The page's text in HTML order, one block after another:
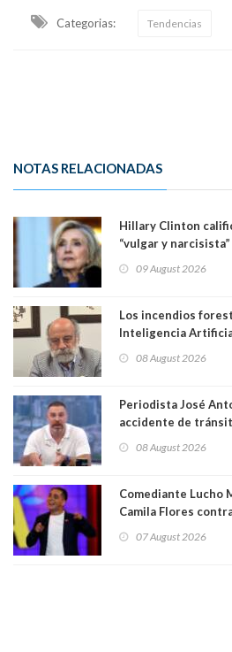
Categorias: Tendencias
NOTAS RELACIONADAS
Hillary Clinton
“vulgar y
casa. Y la está
09 August 2026
Los incendios
Inteligencia
Magister en
08 August 2026
Periodista José
accidente de
08 August 2026
Comediante Lucho
Camila Flores
forma de quitar
07 August 2026